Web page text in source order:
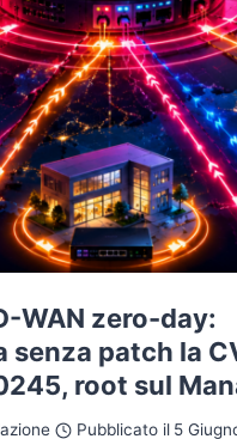
WAN zero-day:
senza patch la
root sul
Pubblicato il 5